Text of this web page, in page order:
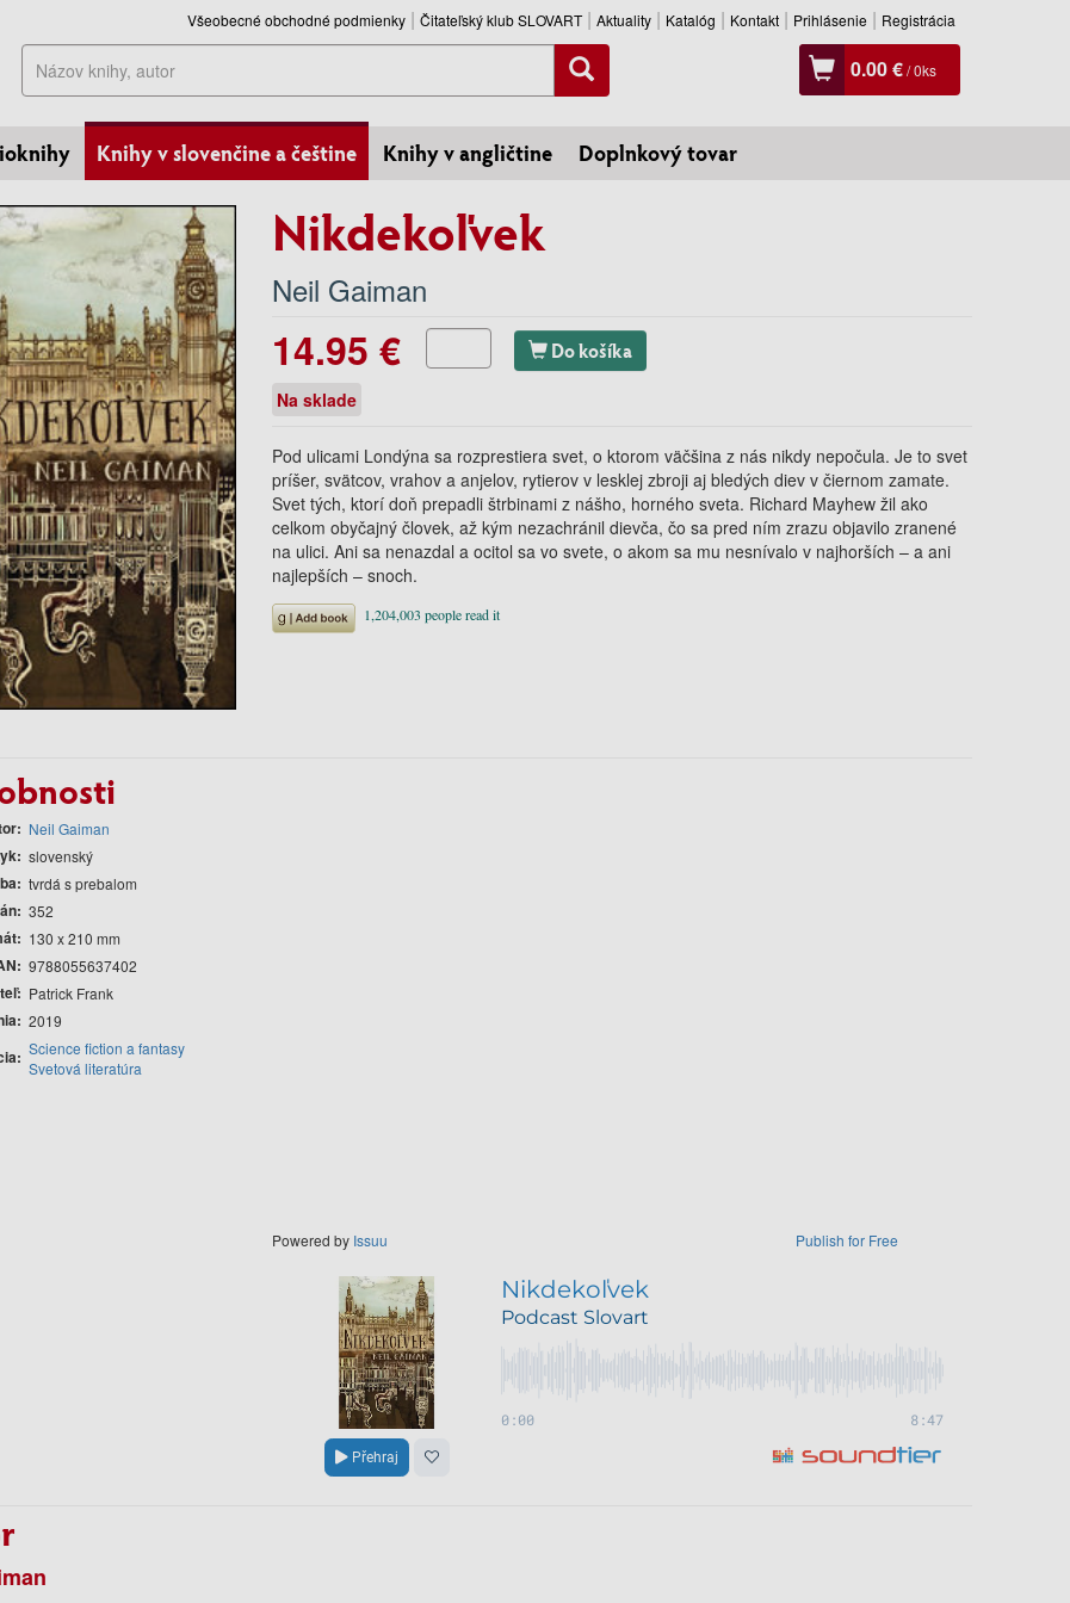
Všeobecné obchodné podmienky Čitateľský klub SLOVART Aktuality Katalóg Kontakt Prihlásenie Registrácia
Hľadať 0.00 €/0ks
Knihy v slovenčine a češtine Knihy v angličtine Doplnkový tovar
Nikdekoľvek
Neil Gaiman
14.95 € Do košíka
Na sklade
Pod ulicami Londýna sa rozprestiera svet, o ktorom väčšina z nás nikdy nepočula. Je to svet
príšer, svätcov, vrahov a anjelov, rytierov v lesklej zbroji aj bledých diev v čiernom zamate.
Svet tých, ktorí doň prepadli štrbinami z nášho, horného sveta. Richard Mayhew žil ako
celkom obyčajný človek, až kým nezachránil dievča, čo sa pred ním zrazu objavilo zranené
na ulici. Ani sa nenazdal a ocitol sa vo svete, o akom sa mu nesnívalo v najhorších – a ani
najlepších – snoch.
Neil Gaiman
slovenský
tvrdá s prebalom
352
130 x 210 mm
9788055637402
Patrick Frank
2019
Science fiction a fantasy
Svetová literatúra
Powered by Issuu Publish for Free